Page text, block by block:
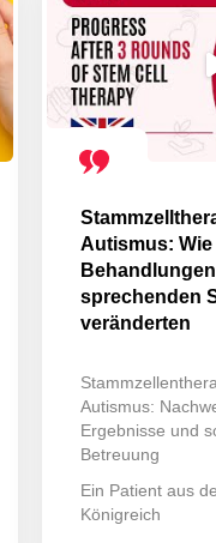
Autismus: Wie
sprechenden
veränderten
Autismus:
Ergebnisse und
Betreuung
Ein Patient aus
Königreich